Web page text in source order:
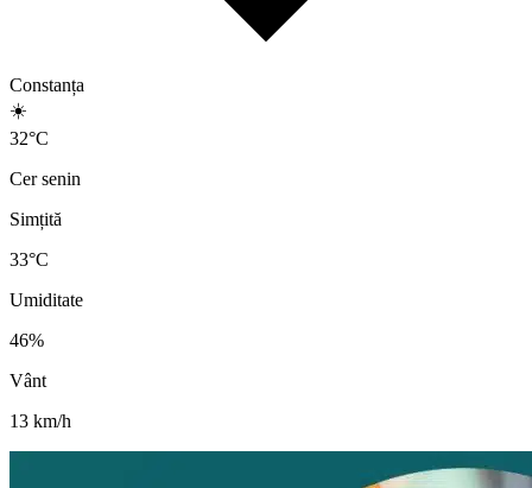
Constanța
☀️
32°C
Cer senin
Simțită
33°C
Umiditate
46%
Vânt
13 km/h